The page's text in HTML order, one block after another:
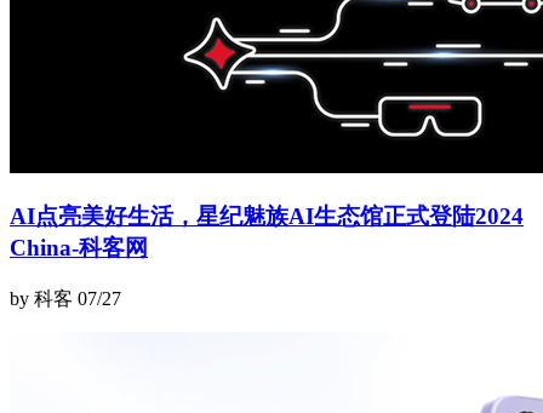
AI点亮美好生活，星纪魅族AI生态馆正式登陆2024
China-科客网
by 科客 07/27